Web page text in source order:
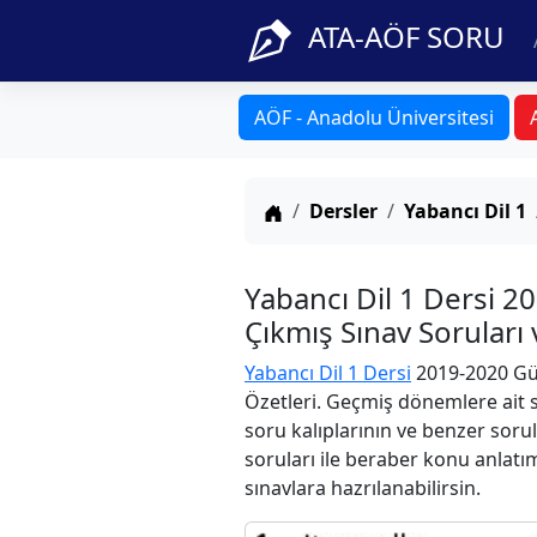
ATA-AÖF SORU
AÖF - Anadolu Üniversitesi
Anasayfa
Dersler Yabancı Dil 1
Yabancı Dil 1 Dersi
Çıkmış Sınav
Yabancı Dil 1 Dersi 2019-2020
Özetleri. Geçmiş dönemlere ait
soru kalıplarının ve benzer
soruları ile beraber konu
sınavlara hazrılanabilirsin.